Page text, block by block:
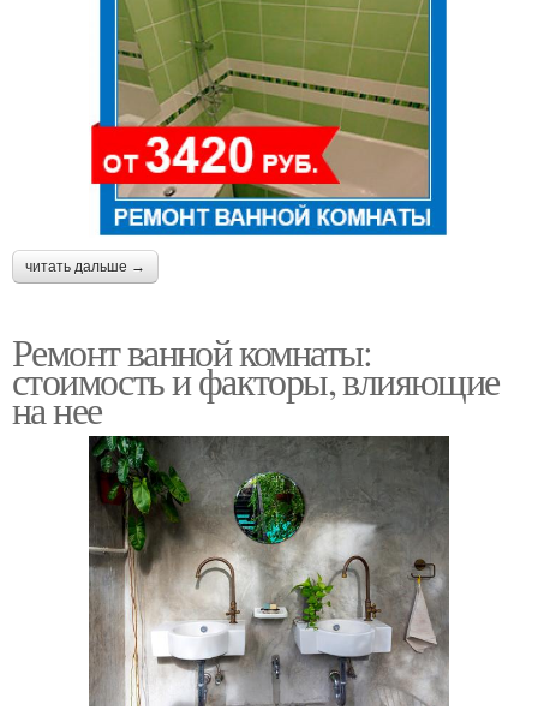
читать дальше →
Ремонт ванной комнаты:
стоимость и факторы, влияющие
на нее